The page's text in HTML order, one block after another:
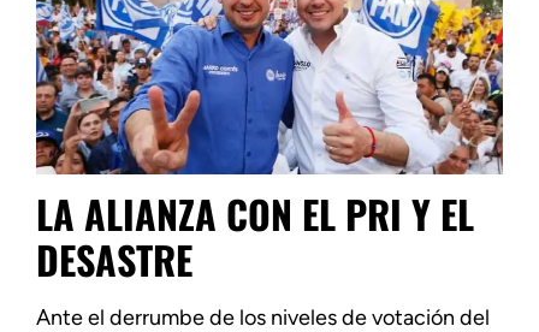
LA ALIANZA CON EL PRI Y EL
DESASTRE
Ante el derrumbe de los niveles de votación del